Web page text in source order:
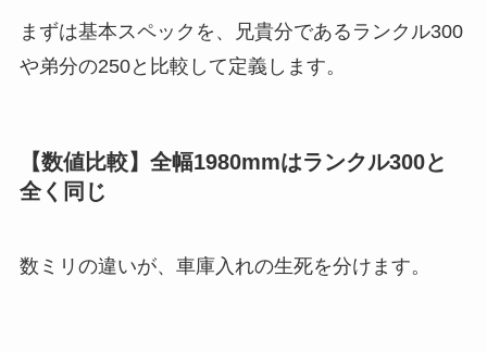
まずは基本スペックを、兄貴分であるランクル300
や弟分の250と比較して定義します。
【数値比較】全幅1980mmはランクル300と
全く同じ
数ミリの違いが、車庫入れの生死を分けます。